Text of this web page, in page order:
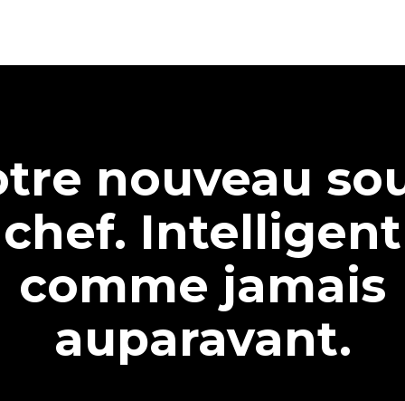
nouveau
chef. Intelligent
comme jamais
auparavant.